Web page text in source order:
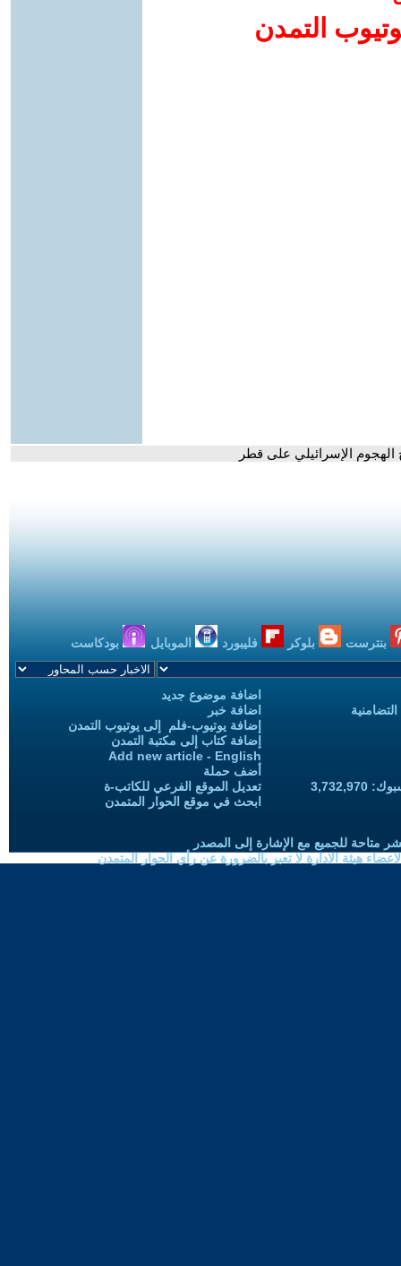
التمدن
الإسرائيلي على قطر
بنترست بلوكر فليبورد الموبايل بودكاست
اضافة موضوع جديد
اضافة خبر
إضافة يوتيوب-فلم إلى يوتيوب التمدن
إضافة كتاب إلى مكتبة التمدن
Add new article - English
أضف حملة
تعديل الموقع الفرعي للكاتب-ة
ابحث في موقع الحوار المتمدن
متاحة للجميع مع الإشارة إلى المصدر
هيئة الادارة لا تعبر بالضرورة عن رأي الحوار المتمدن